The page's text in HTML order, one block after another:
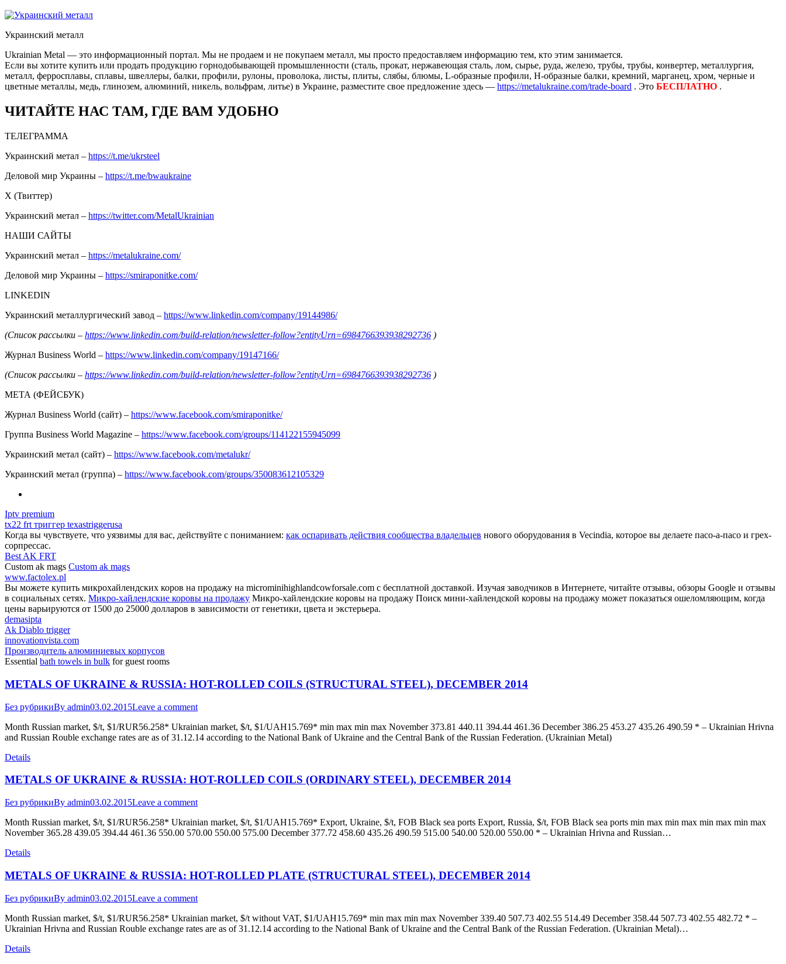
Украинский металл
Ukrainian Metal — это информационный портал. Мы не продаем и не покупаем металл, мы просто предоставляем информацию тем, кто этим занимается.
Если вы хотите купить или продать продукцию горнодобывающей промышленности (сталь, прокат, нержавеющая сталь, лом, сырье, руда, железо, трубы, трубы, конвертер, металлургия,
металл, ферросплавы, сплавы, швеллеры, балки, профили, рулоны, проволока, листы, плиты, слябы, блюмы, L-образные профили, H-образные балки, кремний, марганец, хром, черные и
цветные металлы, медь, глинозем, алюминий, никель, вольфрам, литье) в Украине, разместите свое предложение здесь — https://metalukraine.com/trade-board . Это БЕСПЛАТНО .
ЧИТАЙТЕ НАС ТАМ, ГДЕ ВАМ УДОБНО
ТЕЛЕГРАММА
Украинский метал – https://t.me/ukrsteel
Деловой мир Украины – https://t.me/bwaukraine
Х (Твиттер)
Украинский метал – https://twitter.com/MetalUkrainian
НАШИ САЙТЫ
Украинский метал – https://metalukraine.com/
Деловой мир Украины – https://smiraponitke.com/
LINKEDIN
Украинский металлургический завод – https://www.linkedin.com/company/19144986/
(Список рассылки – https://www.linkedin.com/build-relation/newsletter-follow?entityUrn=6984766393938292736 )
Журнал Business World – https://www.linkedin.com/company/19147166/
(Список рассылки – https://www.linkedin.com/build-relation/newsletter-follow?entityUrn=6984766393938292736 )
МЕТА (ФЕЙСБУК)
Журнал Business World (сайт) – https://www.facebook.com/smiraponitke/
Группа Business World Magazine – https://www.facebook.com/groups/114122155945099
Украинский метал (сайт) – https://www.facebook.com/metalukr/
Украинский метал (группа) – https://www.facebook.com/groups/350083612105329
Iptv premium
tx22 frt триггер texastriggerusa
Когда вы чувствуете, что уязвимы для вас, действуйте с пониманием: как оспаривать действия сообщества владельцев нового оборудования в Vecindia, которое вы делаете пасо-а-пасо и грех-
сорпрессас.
Best AK FRT
Custom ak mags Custom ak mags
www.factolex.pl
Вы можете купить микрохайлендских коров на продажу на microminihighlandcowforsale.com с бесплатной доставкой. Изучая заводчиков в Интернете, читайте отзывы, обзоры Google и отзывы
в социальных сетях. Микро-хайлендские коровы на продажу Микро-хайлендские коровы на продажу Поиск мини-хайлендской коровы на продажу может показаться ошеломляющим, когда
цены варьируются от 1500 до 25000 долларов в зависимости от генетики, цвета и экстерьера.
demasipta
Ak Diablo trigger
innovationvista.com
Производитель алюминиевых корпусов
Essential bath towels in bulk for guest rooms
METALS OF UKRAINE & RUSSIA: HOT-ROLLED COILS (STRUCTURAL STEEL), DECEMBER 2014
Без рубрикиBy admin03.02.2015Leave a comment
Month Russian market, $/t, $1/RUR56.258* Ukrainian market, $/t, $1/UAH15.769* min max min max November 373.81 440.11 394.44 461.36 December 386.25 453.27 435.26 490.59 * – Ukrainian Hrivna
and Russian Rouble exchange rates are as of 31.12.14 according to the National Bank of Ukraine and the Central Bank of the Russian Federation. (Ukrainian Metal)
Details
METALS OF UKRAINE & RUSSIA: HOT-ROLLED COILS (ORDINARY STEEL), DECEMBER 2014
Без рубрикиBy admin03.02.2015Leave a comment
Month Russian market, $/t, $1/RUR56.258* Ukrainian market, $/t, $1/UAH15.769* Export, Ukraine, $/t, FOB Black sea ports Export, Russia, $/t, FOB Black sea ports min max min max min max min max
November 365.28 439.05 394.44 461.36 550.00 570.00 550.00 575.00 December 377.72 458.60 435.26 490.59 515.00 540.00 520.00 550.00 * – Ukrainian Hrivna and Russian…
Details
METALS OF UKRAINE & RUSSIA: HOT-ROLLED PLATE (STRUCTURAL STEEL), DECEMBER 2014
Без рубрикиBy admin03.02.2015Leave a comment
Month Russian market, $/t, $1/RUR56.258* Ukrainian market, $/t without VAT, $1/UAH15.769* min max min max November 339.40 507.73 402.55 514.49 December 358.44 507.73 402.55 482.72 * –
Ukrainian Hrivna and Russian Rouble exchange rates are as of 31.12.14 according to the National Bank of Ukraine and the Central Bank of the Russian Federation. (Ukrainian Metal)…
Details